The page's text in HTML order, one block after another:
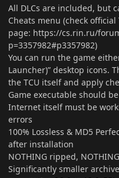
All DLCs are included, but
Cheats menu (check
page: https://cs.rin.ru/
p=3357982#p3357982)
You can run the game
Launcher)” desktop icons.
the TCU itself and apply
Game executable should
Internet itself must be
errors
100% Lossless & MD5
after installation
NOTHING ripped,
Significantly smaller